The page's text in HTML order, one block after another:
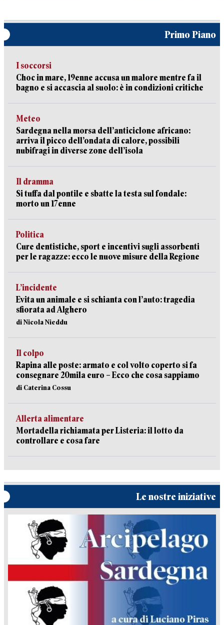
Primo Piano
I soccorsi
Choc in mare, 19enne accusa un malore mentre fa il
bagno e si accascia al suolo: è in condizioni critiche
Meteo
Sardegna nella morsa dell’anticiclone africano:
arriva il picco dell’ondata di calore, possibili
nubifragi in diverse zone dell’isola
Il dramma
Si tuffa dal pontile e sbatte la testa sul fondale:
morto un 17enne
Politica
Cure dentistiche, sport e incentivi sugli assorbenti
per le ragazze: ecco le nuove misure della Regione
L’incidente
Evita un animale e si schianta con l’auto: tragedia
sfiorata ad Alghero
di Nicola Nieddu
Il colpo
Rapina alle poste: armato e col volto coperto si fa
consegnare 20mila euro – Ecco che cosa sappiamo
di Caterina Cossu
Allerta alimentare
Mortadella richiamata per Listeria: il lotto da
controllare e cosa fare
Le nostre iniziative